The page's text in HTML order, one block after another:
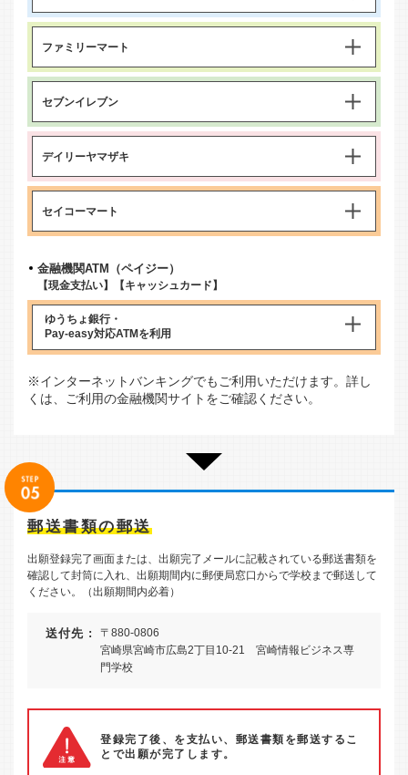
ファミリーマート
セブンイレブン
デイリーヤマザキ
セイコーマート
金融機関ATM（ペイジー）
【現金支払い】【キャッシュカード】
ゆうちょ銀行・
Pay-easy対応ATMを利用
※インターネットバンキングでもご利用いただけます。詳し
くは、ご利用の金融機関サイトをご確認ください。
郵送書類の郵送
出願登録完了画面または、出願完了メールに記載されている郵送書類を
確認して封筒に入れ、出願期間内に郵便局窓口からで学校まで郵送して
ください。（出願期間内必着）
送付先 :
〒880-0806
宮崎県宮崎市広島2丁目10-21 宮崎情報ビジネス専
門学校
登録完了後、を支払い、郵送書類を郵送するこ
とで出願が完了します。